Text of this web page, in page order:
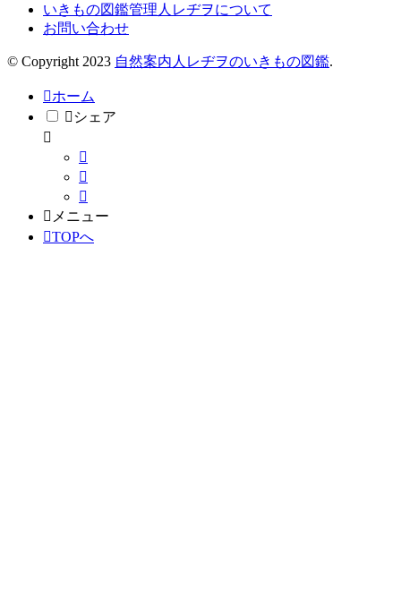
いきもの図鑑管理人レヂヲについて
お問い合わせ
© Copyright 2023 自然案内人レヂヲのいきもの図鑑.
ホーム
シェア
メニュー
TOPへ